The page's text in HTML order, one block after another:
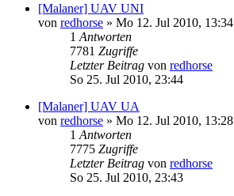
[Malaner] UAV UNI
von redhorse » Mo 12. Jul 2010, 13:34
1 Antworten
7781 Zugriffe
Letzter Beitrag von redhorse
So 25. Jul 2010, 23:44
[Malaner] UAV UA
von redhorse » Mo 12. Jul 2010, 13:28
1 Antworten
7775 Zugriffe
Letzter Beitrag von redhorse
So 25. Jul 2010, 23:43